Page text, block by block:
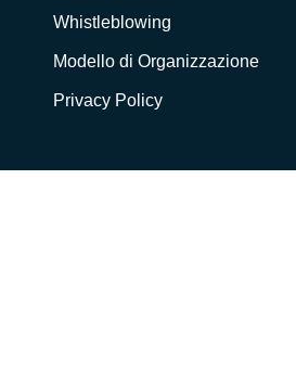
Whistleblowing
Modello di Organizzazione
Privacy Policy